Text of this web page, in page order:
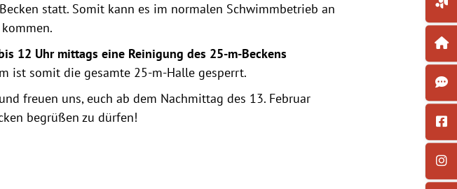
statt. Somit kann es im normalen Schwimmbetrieb an
12 Uhr mittags eine Reinigung des 25-m-Beckens
ist somit die gesamte 25-m-Halle gesperrt.
freuen uns, euch ab dem Nachmittag des 13. Februar
begrüßen zu dürfen!